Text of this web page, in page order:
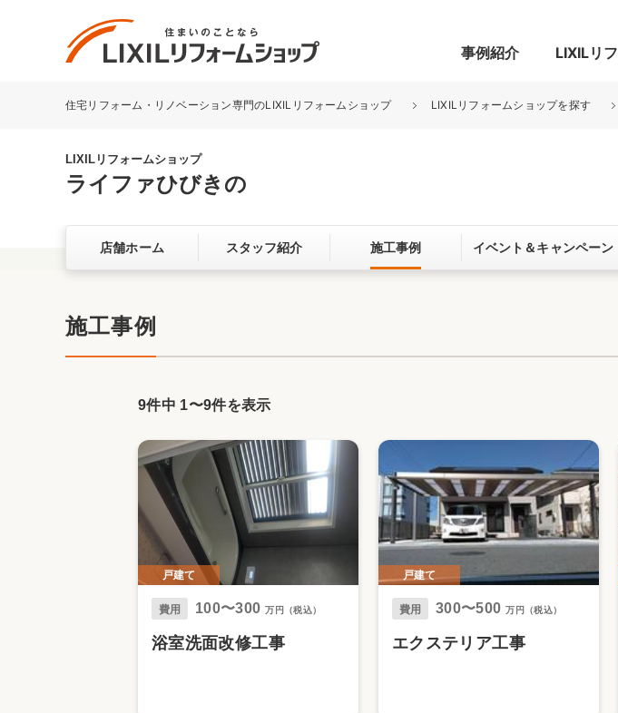
事例紹介
リフォーム事例を探す
洗面化粧室 トイレ 玄関まわり
収納
趣味を楽しむ ペットと暮らす
お客さまの声 3Dシミュレーション
LIXILリ
LIXILリフォームショップについて
リフォームコンシェルジュ® ライフスタイルコンパス
中古物件探しから性能向上リフォームをワン
ストップ
リフォームお役立ち情報
おすすめ情報
住宅リフォーム・リノベーション専門のLIXILリフォームショップ LIXILリフォームショップを探す
LIXILリフォームショップ
ライファひびきの
店舗ホーム スタッフ紹介 施工事例 イベント＆キャンペーン
施工事例
9件中 1〜9件を表示
戸建て
費用 100〜300 万円（税込）
浴室洗面改修工事
戸建て
費用 300〜500 万円（税込）
エクステリア工事